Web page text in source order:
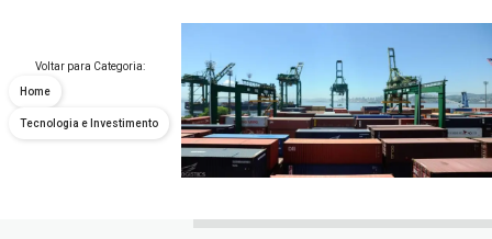
Voltar para Categoria:
Home
Tecnologia e Investimento